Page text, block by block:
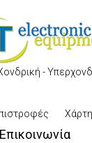
-
Επικοινωνία